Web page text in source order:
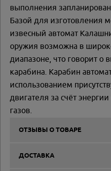
выполнения
Базой для изготовления
извесный автомат
оружия возможна в
диапазоне, что говорит о
карабина. Карабин
использованием
двигателя за счёт
газов.
ОТЗЫВЫ О ТОВАРЕ
ДОСТАВКА